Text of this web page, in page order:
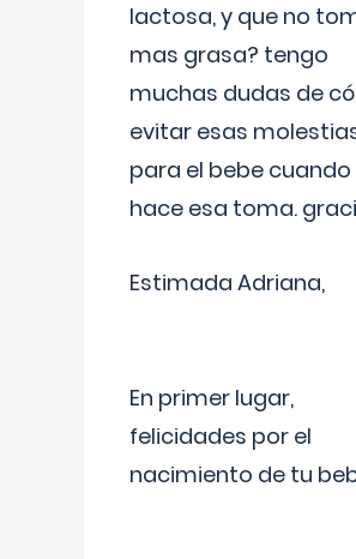
lactosa, y que no
mas grasa? tengo
muchas dudas de
evitar esas
para el bebe cuando
hace esa toma.
Estimada Adriana,
En primer lugar,
felicidades por el
nacimiento de tu